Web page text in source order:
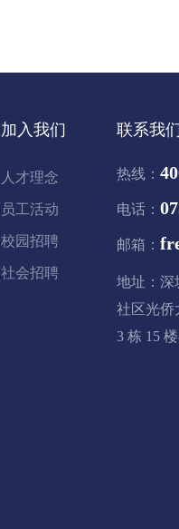
加入我们
人才理念
员工活动
校园招聘
社会招聘
联系我
热线：
电话：
邮箱：
地址：深
社区光侨
3 栋 15